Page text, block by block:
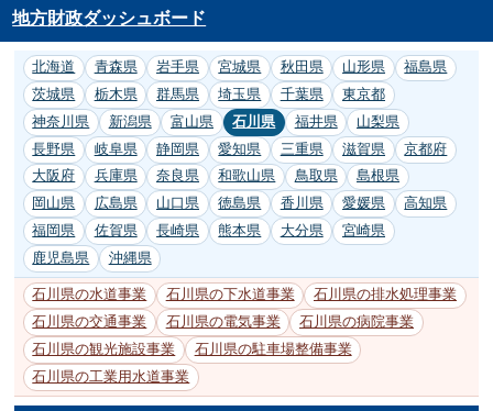
地方財政ダッシュボード
北海道 青森県 岩手県 宮城県 秋田県 山形県
福島県
茨城県
栃木県 群馬県 埼玉県 千葉県
東京都
神奈川県
新潟県 富山県 石川県 福井県
山梨県
長野県
岐阜県 静岡県 愛知県 三重県 滋賀県
京都府
大阪府
兵庫県 奈良県 和歌山県 鳥取県
島根県
岡山県
広島県 山口県 徳島県 香川県 愛媛県
高知県
福岡県
佐賀県 長崎県 熊本県 大分県
宮崎県
鹿児島県
沖縄県
石川県の水道事業 石川県の下水道事業
石川県の排水処理事業
石川県の交通事業
石川県の電気事業
石川県の病院事業
石川県の観光施設事業
石川県の駐車場整備事業
石川県の工業用水道事業